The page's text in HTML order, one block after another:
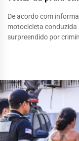
De acordo com
motocicleta
surpreendido por